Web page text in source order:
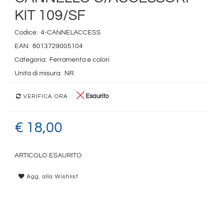
KIT 109/SF
Codice: 4-CANNELACCESS
EAN: 8013729005104
Categoria: Ferramenta e colori
Unita di misura: NR
VERIFICA ORA Esaurito
€ 18,00
ARTICOLO ESAURITO
Agg. alla Wishlist